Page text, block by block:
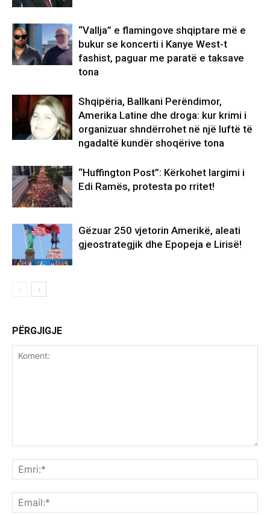
“Vallja” e flamingove shqiptare më e
bukur se koncerti i Kanye West-t
fashist, paguar me paratë e taksave
tona
Shqipëria, Ballkani Perëndimor,
Amerika Latine dhe droga: kur krimi i
organizuar shndërrohet në një luftë të
ngadaltë kundër shoqërive tona
“Huffington Post”: Kërkohet largimi i
Edi Ramës, protesta po rritet!
Gëzuar 250 vjetorin Amerikë, aleati
gjeostrategjik dhe Epopeja e Lirisë!
PËRGJIGJE